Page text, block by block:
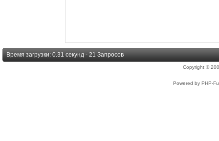
Время загрузки: 0.31 секунд - 21 Запросов
Copyright ©
Powered by PHP-